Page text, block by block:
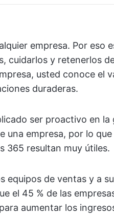
empresa. Por eso
cuidarlos y retenerlos
usted conoce el
duraderas.
ser proactivo en la
una empresa, por lo
365 resultan muy útiles.
equipos de ventas y a
el 45 % de las
aumentar los